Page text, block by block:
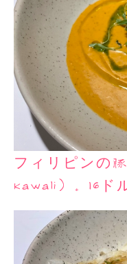
フィリピンの
Kawali）。16ド